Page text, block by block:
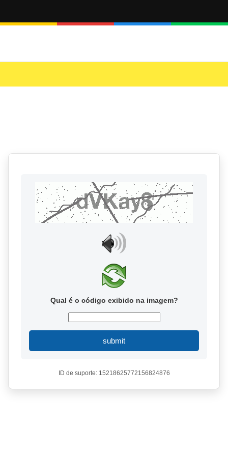
Qual é o código exibido na imagem?
submit
ID de suporte: 15218625772156824876